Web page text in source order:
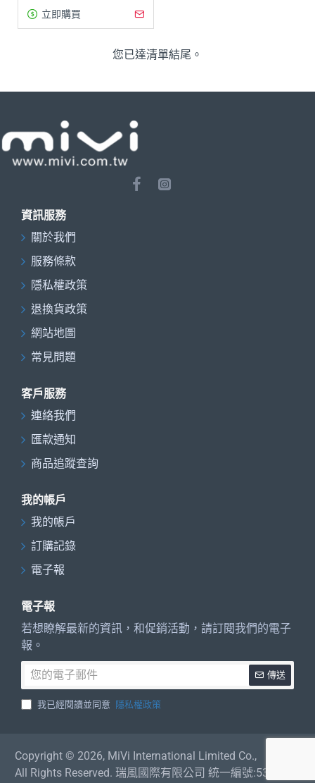
立即購買
您已達清單結尾。
資訊服務
關於我們
服務條款
隱私權政策
退換貨政策
網站地圖
常見問題
客戶服務
連絡我們
匯款通知
商品追蹤查詢
我的帳戶
我的帳戶
訂購記錄
電子報
電子報
若想瞭解最新的資訊，和促銷活動，請訂閱我們的電子
報。
子
傳送
我已經閱讀並同意 隱私權政策
Copyright © 2026, MiVi International Limited Co.,
All Rights Reserved. 瑞風國際有限公司 統一編號:53542834